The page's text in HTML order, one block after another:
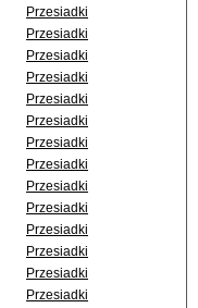
Przesiadki
Przesiadki
Przesiadki
Przesiadki
Przesiadki
Przesiadki
Przesiadki
Przesiadki
Przesiadki
Przesiadki
Przesiadki
Przesiadki
Przesiadki
Przesiadki